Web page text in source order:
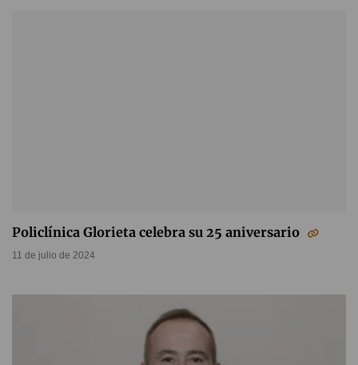
Policlínica Glorieta celebra su 25 aniversario
11 de julio de 2024